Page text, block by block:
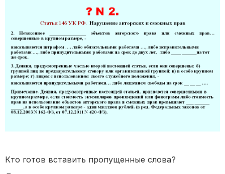
Кто готов вставить пропущенные слова?